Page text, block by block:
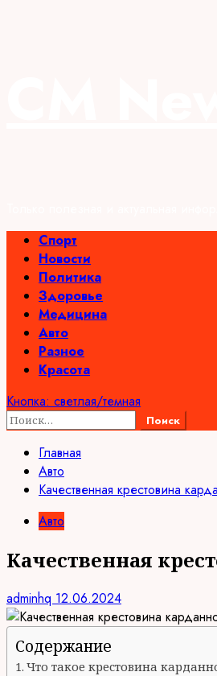
Основное
меню
Спорт
Новости
Политика
Здоровье
Медицина
Авто
Разное
Красота
Кнопка: светлая/темная
Найти:
Главная
Авто
Качественная крестовина
Авто
Качественная
adminhq 12.06.2024
Содержание
Что такое крестовина